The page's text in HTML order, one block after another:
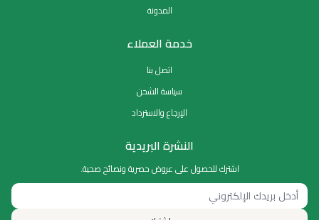
المدونة
خدمة العملاء
اتصل بنا
سياسة الشحن
الإرجاع والاسترداد
النشرة البريدية
اشترك للحصول على عروض حصرية ونصائح صحية.